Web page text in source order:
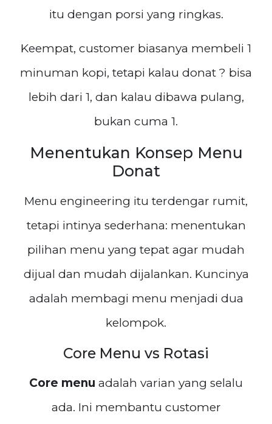
itu dengan porsi yang ringkas.
Keempat, customer biasanya membeli 1
minuman kopi, tetapi kalau donat ? bisa
lebih dari 1, dan kalau dibawa pulang,
bukan cuma 1.
Menentukan Konsep Menu
Donat
Menu engineering itu terdengar rumit,
tetapi intinya sederhana: menentukan
pilihan menu yang tepat agar mudah
dijual dan mudah dijalankan. Kuncinya
adalah membagi menu menjadi dua
kelompok.
Core Menu vs Rotasi
Core menu adalah varian yang selalu
ada. Ini membantu customer